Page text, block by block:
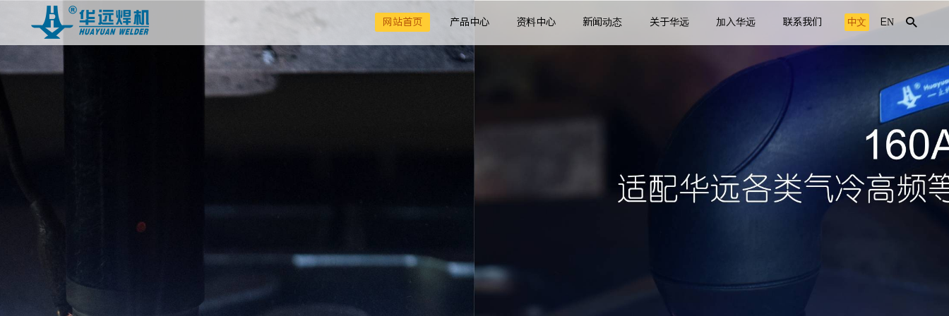
网站首页 产品中心 资料中心 新闻动态 关于华远 加入华远 联系我们 中文 EN 